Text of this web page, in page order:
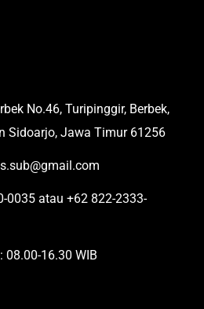
No.46, Turipinggir, Berbek,
Sidoarjo, Jawa Timur 61256
0035 atau +62 822-2333-
08.00-16.30 WIB